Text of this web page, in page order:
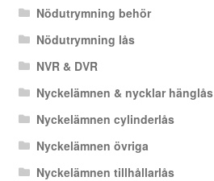
Nödutrymning behör
Nödutrymning lås
NVR & DVR
Nyckelämnen & nycklar hänglås
Nyckelämnen cylinderlås
Nyckelämnen övriga
Nyckelämnen tillhållarlås